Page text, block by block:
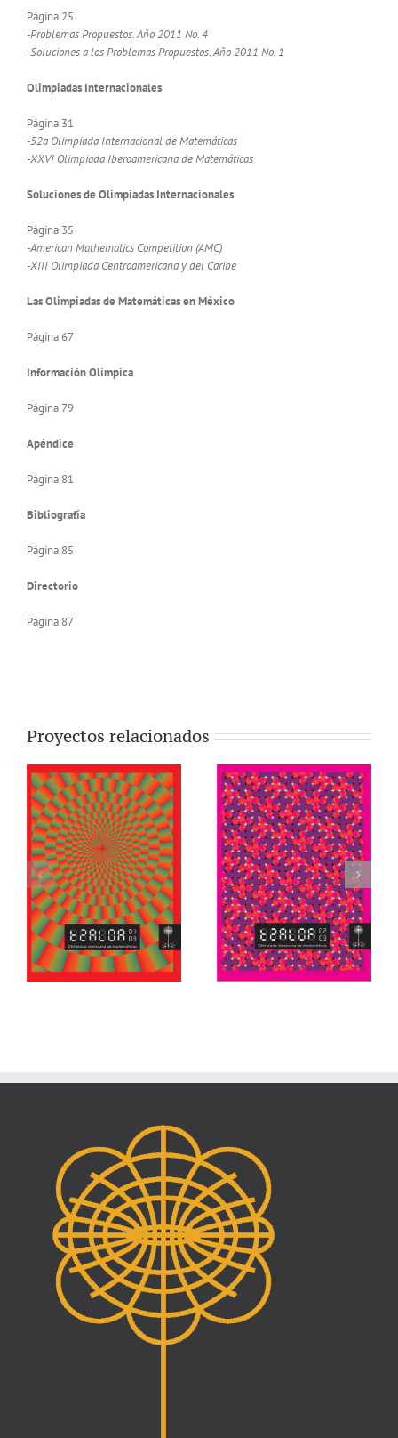
Página 25
-Problemas Propuestos. Año 2011 No. 4
-Soluciones a los Problemas Propuestos. Año 2011 No. 1
Olimpiadas Internacionales
Página 31
-52a Olimpiada Internacional de Matemáticas
-XXVI Olimpiada Iberoamericana de Matemáticas
Soluciones de Olimpiadas Internacionales
Página 35
-American Mathematics Competition (AMC)
-XIII Olimpiada Centroamericana y del Caribe
Las Olimpiadas de Matemáticas en México
Página 67
Información Olímpica
Página 79
Apéndice
Página 81
Bibliografía
Página 85
Directorio
Página 87
Proyectos relacionados